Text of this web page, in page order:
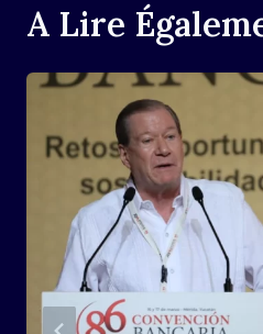
A Lire